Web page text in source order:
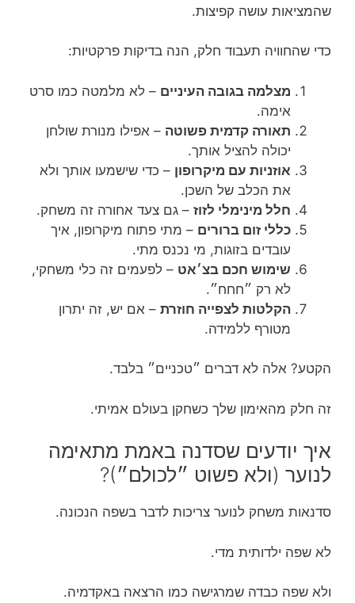
שהמציאות עושה קפיצות.
כדי שהחוויה תעבוד חלק, הנה בדיקות פרקטיות:
מצלמה בגובה העיניים – לא מלמטה כמו סרט
אימה.
תאורה קדמית פשוטה – אפילו מנורת שולחן
יכולה להציל אותך.
אוזניות עם מיקרופון – כדי שישמעו אותך ולא
את הכלב של השכן.
חלל מינימלי לזוז – גם צעד אחורה זה משחק.
כללי זום ברורים – מתי פתוח מיקרופון, איך
עובדים בזוגות, מי נכנס מתי.
שימוש חכם בצ׳אט – לפעמים זה כלי משחקי,
לא רק ״חחח״.
הקלטות לצפייה חוזרת – אם יש, זה יתרון
מטורף ללמידה.
הקטע? אלה לא דברים ״טכניים״ בלבד.
זה חלק מהאימון שלך כשחקן בעולם אמיתי.
איך יודעים שסדנה באמת מתאימה
לנוער (ולא פשוט ״לכולם״)?
סדנאות משחק לנוער צריכות לדבר בשפה הנכונה.
לא שפה ילדותית מדי.
ולא שפה כבדה שמרגישה כמו הרצאה באקדמיה.